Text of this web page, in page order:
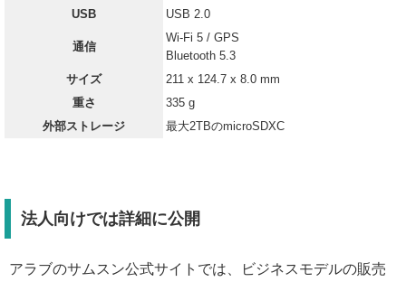
USB
USB 2.0
通信
Wi-Fi 5 / GPS
Bluetooth 5.3
サイズ
211 x 124.7 x 8.0 mm
重さ
335 g
外部ストレージ
最大2TBのmicroSDXC
法人向けでは詳細に公開
アラブのサムスン公式サイトでは、ビジネスモデルの販売